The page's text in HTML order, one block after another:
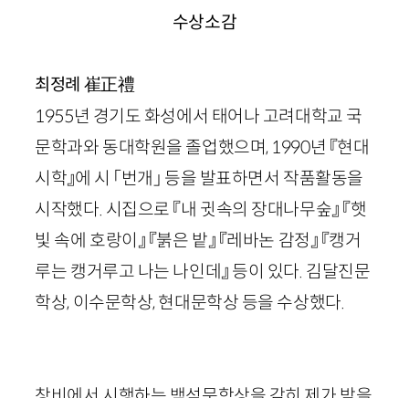
수상소감
최정례 崔正禮
1955년 경기도 화성에서 태어나 고려대학교 국
문학과와 동대학원을 졸업했으며, 1990년 『현대
시학』에 시 「번개」 등을 발표하면서 작품활동을
시작했다. 시집으로 『내 귓속의 장대나무숲』 『햇
빛 속에 호랑이』 『붉은 밭』 『레바논 감정』 『캥거
루는 캥거루고 나는 나인데』 등이 있다. 김달진문
학상, 이수문학상, 현대문학상 등을 수상했다.